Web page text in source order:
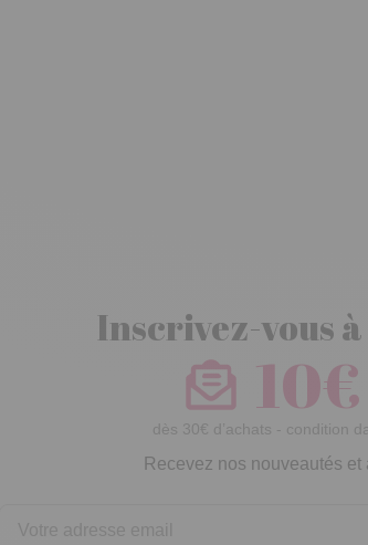
Inscrivez-vous
dès 30€ d’achats - condition
Recevez nos nouveautés et